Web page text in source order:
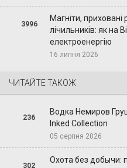
3996
Магніти, приховані
лічильників: як на
електроенергію
16 липня 2026
ЧИТАЙТЕ ТАКОЖ
236
Водка Немиров
Inked Collection
05 серпня 2026
302
Охота без добычи: